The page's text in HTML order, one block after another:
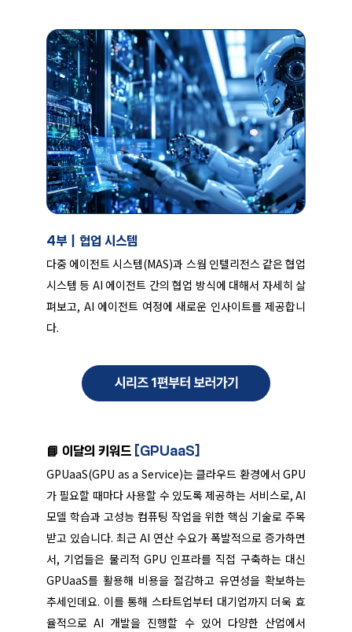
4부｜협업 시스템
다중 에이전트 시스템(MAS)과 스웜 인텔리전스 같은 협업
시스템 등 AI 에이전트 간의 협업 방식에 대해서 자세히 살
펴보고, AI 에이전트 여정에 새로운 인사이트를 제공합니
다.
📘 이달의 키워드 [GPUaaS]
GPUaaS(GPU as a Service)는 클라우드 환경에서 GPU
가 필요할 때마다 사용할 수 있도록 제공하는 서비스로, AI
모델 학습과 고성능 컴퓨팅 작업을 위한 핵심 기술로 주목
받고 있습니다. 최근 AI 연산 수요가 폭발적으로 증가하면
서, 기업들은 물리적 GPU 인프라를 직접 구축하는 대신
GPUaaS를 활용해 비용을 절감하고 유연성을 확보하는
추세인데요. 이를 통해 스타트업부터 대기업까지 더욱 효
율적으로 AI 개발을 진행할 수 있어 다양한 산업에서